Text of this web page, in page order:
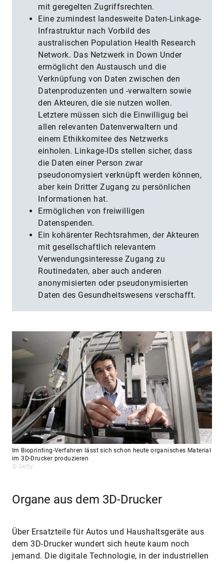
mit geregelten Zugriffsrechten.
Eine zumindest landesweite Daten-Linkage-
Infrastruktur nach Vorbild des
australischen Population Health Research
Network. Das Netzwerk in Down Under
ermöglicht den Austausch und die
Verknüpfung von Daten zwischen den
Datenproduzenten und -verwaltern sowie
den Akteuren, die sie nutzen wollen.
Letztere müssen sich die Einwilligug bei
allen relevanten Datenverwaltern und
einem Ethikkomitee des Netzwerks
einholen. Linkage-IDs stellen sicher, dass
die Daten einer Person zwar
pseudonomysiert verknüpft werden können,
aber kein Dritter Zugang zu persönlichen
Informationen hat.
Ermöglichen von freiwilligen
Datenspenden.
Ein kohärenter Rechtsrahmen, der Akteuren
mit gesellschaftlich relevantem
Verwendungsinteresse Zugang zu
Routinedaten, aber auch anderen
anonymisierten oder pseudonymisierten
Daten des Gesundheitswesens verschafft.
Im Bioprinting-Verfahren lässt sich schon heute organisches Material
im 3D-Drucker produzieren
© Getty
Organe aus dem 3D-Drucker
Über Ersatzteile für Autos und Haushaltsgeräte aus
dem 3D-Drucker wundert sich heute kaum noch
jemand. Die digitale Technologie, in der industriellen